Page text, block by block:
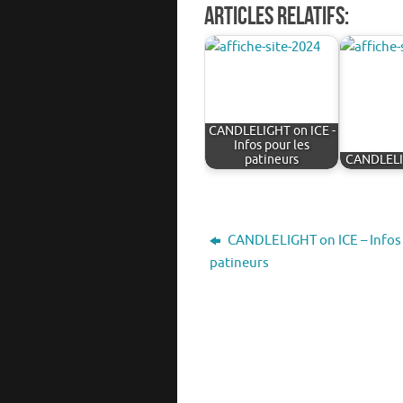
Articles relatifs:
CANDLELIGHT on ICE -
Infos pour les
patineurs
CANDLELIGHT on ICE –
patineurs